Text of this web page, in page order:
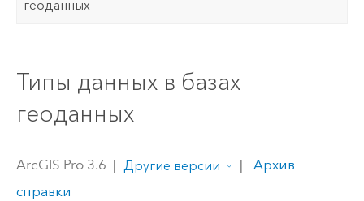
геоданных
Типы данных в базах
геоданных
ArcGIS Pro 3.6 | Другие версии |
Архив
справки